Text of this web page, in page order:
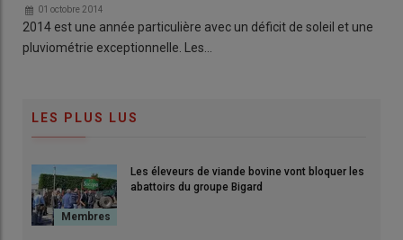
01 octobre 2014
2014 est une année particulière avec un déficit de soleil et une
pluviométrie exceptionnelle. Les…
LES PLUS LUS
Les éleveurs de viande bovine vont bloquer les
abattoirs du groupe Bigard